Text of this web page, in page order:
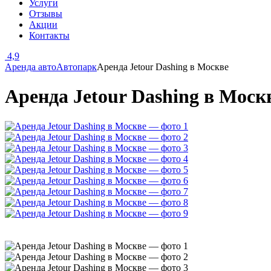
Услуги
Отзывы
Акции
Контакты
4,9
Аренда автоАвтопаркАренда Jetour Dashing в Москве
Аренда Jetour Dashing в